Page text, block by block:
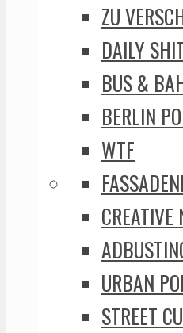
ZU
DAILY
BUS &
BERLIN
WTF
CREATIVE
URBAN
STREET